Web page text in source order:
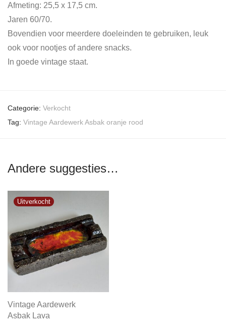
Afmeting: 25,5 x 17,5 cm.
Jaren 60/70.
Bovendien voor meerdere doeleinden te gebruiken, leuk
ook voor nootjes of andere snacks.
In goede vintage staat.
Categorie: Verkocht
Tag: Vintage Aardewerk Asbak oranje rood
Andere suggesties…
Vintage Aardewerk
Asbak Lava